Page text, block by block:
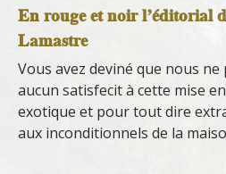
En rouge et noir l’éditorial
Lamastre
Vous avez deviné que nous
aucun satisfecit à cette mise
exotique et pour tout dire
aux inconditionnels de la